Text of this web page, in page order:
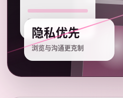
隐私优先
浏览与沟通更克制